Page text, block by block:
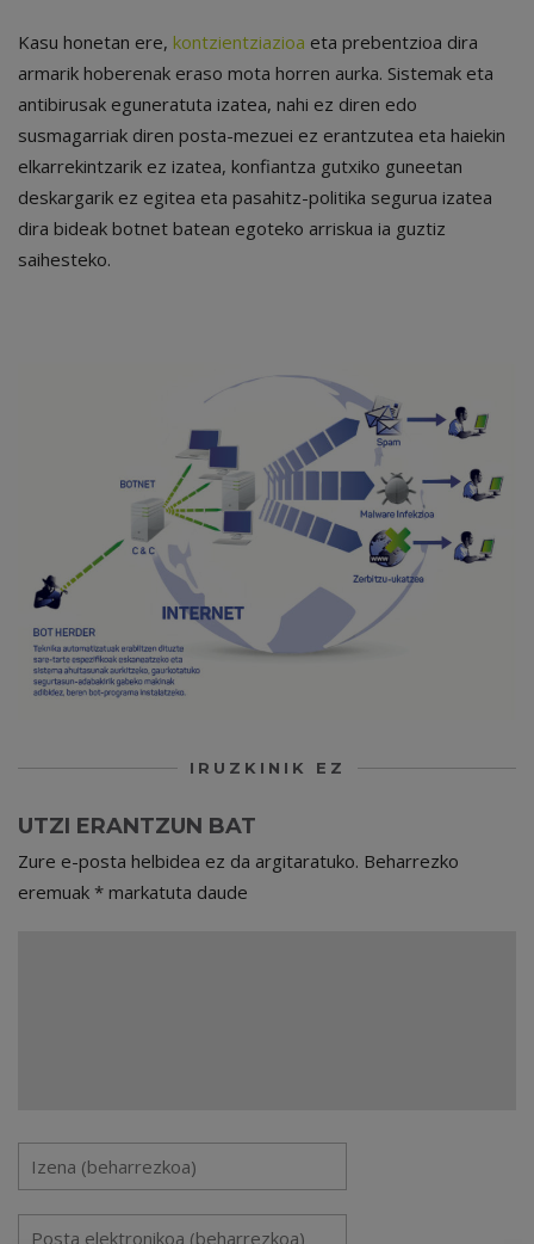
Kasu honetan ere, kontzientziazioa eta prebentzioa dira
armarik hoberenak eraso mota horren aurka. Sistemak eta
antibirusak eguneratuta izatea, nahi ez diren edo
susmagarriak diren posta-mezuei ez erantzutea eta haiekin
elkarrekintzarik ez izatea, konfiantza gutxiko guneetan
deskargarik ez egitea eta pasahitz-politika segurua izatea
dira bideak botnet batean egoteko arriskua ia guztiz
saihesteko.
IRUZKINIK EZ
UTZI ERANTZUN BAT
Zure e-posta helbidea ez da argitaratuko. Beharrezko
eremuak * markatuta daude